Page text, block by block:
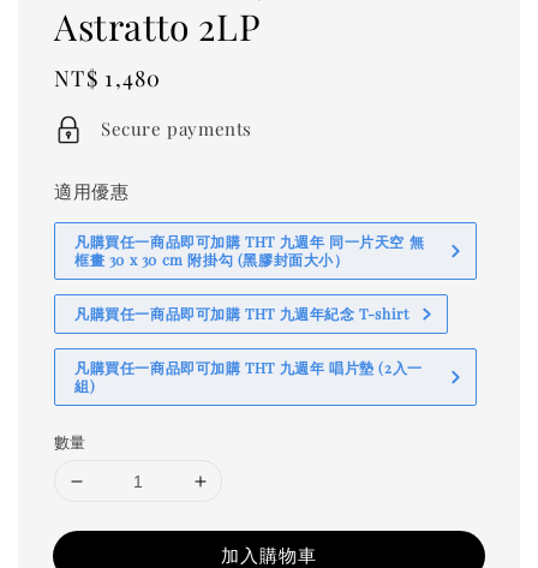
Astratto 2LP
Regular
price
NT$ 1,480
Secure payments
適用優惠
凡購買任一商品即可加購 THT 九週年 同一片天空 無
框畫 30 x 30 cm 附掛勾 (黑膠封面大小）
凡購買任一商品即可加購 THT 九週年紀念 T-shirt
凡購買任一商品即可加購 THT 九週年 唱片墊 (2入一
組)
數量
加入購物車